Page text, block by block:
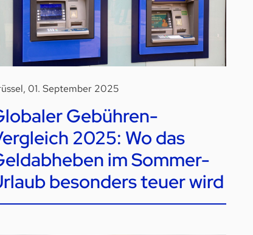
01. September 2025
Gebühren-
2025: Wo das
im Sommer-
besonders teuer wird